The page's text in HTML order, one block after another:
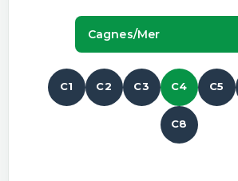
Cagnes/mer
C1 C2 C3 C4 C5
C8